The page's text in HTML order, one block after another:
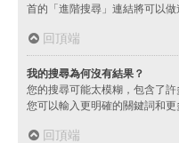
首的「進階搜尋」連結將可以做
回頂端
我的搜尋為何沒有結果？
您的搜尋可能太模糊，包含了許
您可以輸入更明確的關鍵詞和更
回頂端